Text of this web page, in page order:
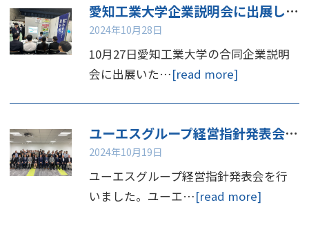
愛知工業大学企業説明会に出展しました
2024年10月28日
10月27日愛知工業大学の合同企業説明
会に出展いた…[read more]
ユーエスグループ経営指針発表会を行いました
2024年10月19日
ユーエスグループ経営指針発表会を行
いました。ユーエ…[read more]